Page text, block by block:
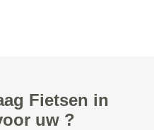
Fietsen in
uw ?